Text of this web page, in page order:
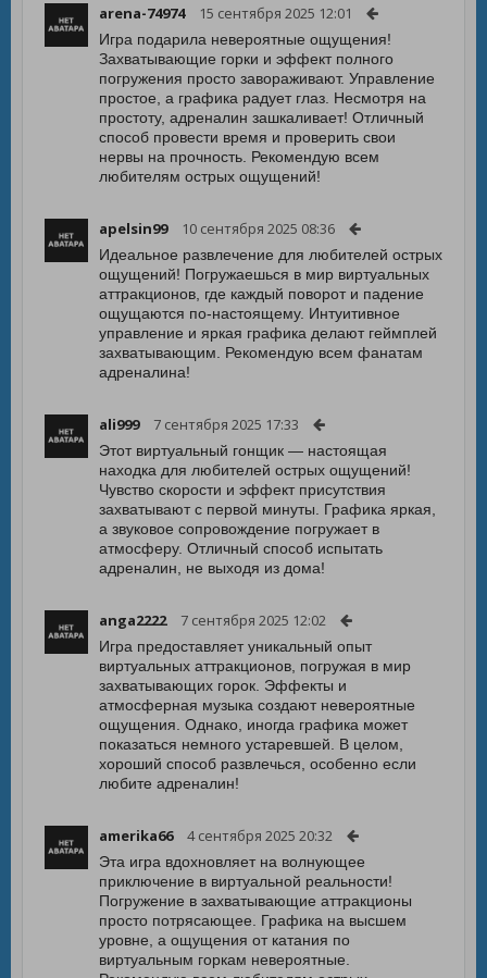
arena-74974 15 сентября 2025 12:01
Игра подарила невероятные ощущения!
Захватывающие горки и эффект полного
погружения просто завораживают. Управление
простое, а графика радует глаз. Несмотря на
простоту, адреналин зашкаливает! Отличный
способ провести время и проверить свои
нервы на прочность. Рекомендую всем
любителям острых ощущений!
apelsin99 10 сентября 2025 08:36
Идеальное развлечение для любителей острых
ощущений! Погружаешься в мир виртуальных
аттракционов, где каждый поворот и падение
ощущаются по-настоящему. Интуитивное
управление и яркая графика делают геймплей
захватывающим. Рекомендую всем фанатам
адреналина!
ali999 7 сентября 2025 17:33
Этот виртуальный гонщик — настоящая
находка для любителей острых ощущений!
Чувство скорости и эффект присутствия
захватывают с первой минуты. Графика яркая,
а звуковое сопровождение погружает в
атмосферу. Отличный способ испытать
адреналин, не выходя из дома!
anga2222 7 сентября 2025 12:02
Игра предоставляет уникальный опыт
виртуальных аттракционов, погружая в мир
захватывающих горок. Эффекты и
атмосферная музыка создают невероятные
ощущения. Однако, иногда графика может
показаться немного устаревшей. В целом,
хороший способ развлечься, особенно если
любите адреналин!
amerika66 4 сентября 2025 20:32
Эта игра вдохновляет на волнующее
приключение в виртуальной реальности!
Погружение в захватывающие аттракционы
просто потрясающее. Графика на высшем
уровне, а ощущения от катания по
виртуальным горкам невероятные.